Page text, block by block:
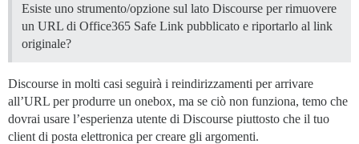
Esiste uno strumento/opzione sul lato Discourse per rimuovere
un URL di Office365 Safe Link pubblicato e riportarlo al link
originale?
Discourse in molti casi seguirà i reindirizzamenti per arrivare
all’URL per produrre un onebox, ma se ciò non funziona, temo che
dovrai usare l’esperienza utente di Discourse piuttosto che il tuo
client di posta elettronica per creare gli argomenti.